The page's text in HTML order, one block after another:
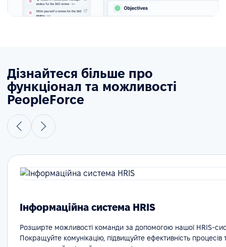
Дізнайтеся більше про
функціонал та можливості
PeopleForce
Інформаційна система HRIS
Розширте можливості команди за допомогою нашої HRIS-
Покращуйте комунікацію, підвищуйте ефективність процесів